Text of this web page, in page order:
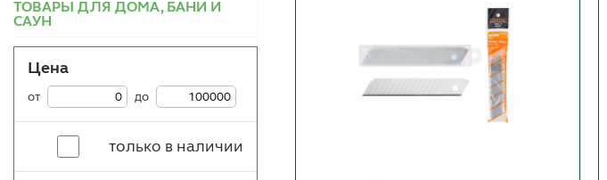
ТОВАРЫ ДЛЯ ДОМА, БАНИ И
САУН
Цена
от до
только в наличии